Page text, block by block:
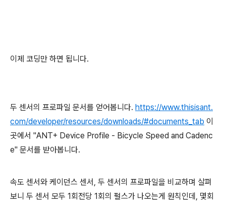
이제 코딩만 하면 됩니다.
두 센서의 프로파일 문서를 얻어봅니다. https://www.thisisant.
com/developer/resources/downloads/#documents_tab 이
곳에서 "ANT+ Device Profile - Bicycle Speed and Cadenc
e" 문서를 받아봅니다.
속도 센서와 케이던스 센서, 두 센서의 프로파일을 비교하며 살펴
보니 두 센서 모두 1회전당 1회의 펄스가 나오는게 원칙인데, 몇회